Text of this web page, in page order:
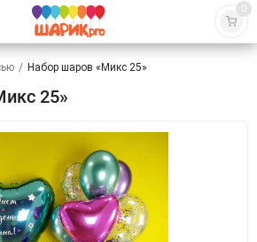
0
/ Набор шаров «Микс 25»
25»